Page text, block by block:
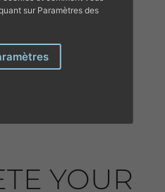
YOUR
sur Paramètres des